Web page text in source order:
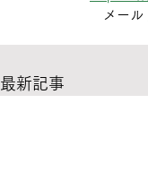
メール
最新記事